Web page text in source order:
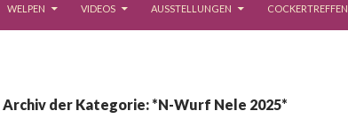
WELPEN VIDEOS AUSSTELLUNGEN COCKERTREFFEN
Archiv der Kategorie: *N-Wurf Nele 2025*